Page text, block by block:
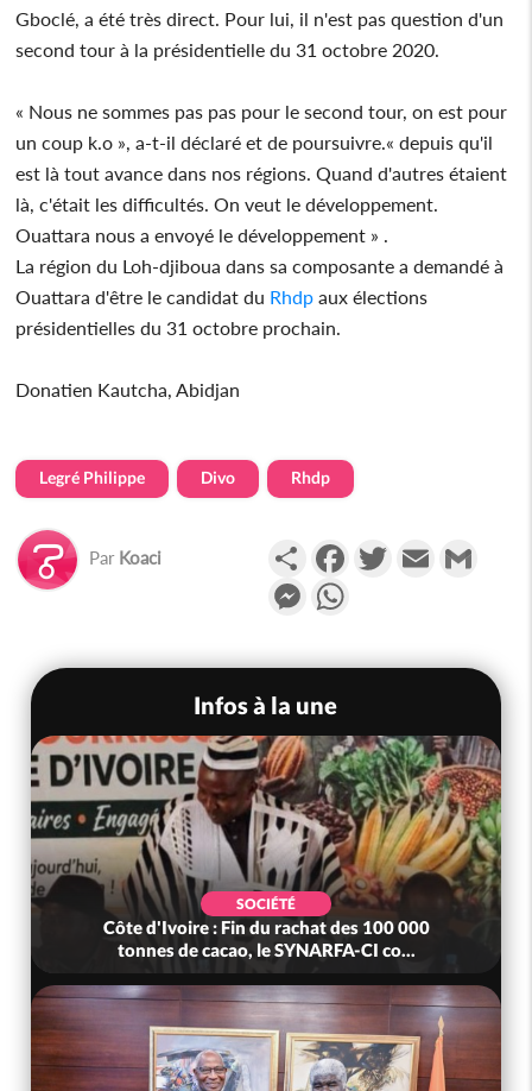
Gboclé, a été très direct. Pour lui, il n'est pas question d'un
second tour à la présidentielle du 31 octobre 2020.
« Nous ne sommes pas pas pour le second tour, on est pour
un coup k.o », a-t-il déclaré et de poursuivre.« depuis qu'il
est là tout avance dans nos régions. Quand d'autres étaient
là, c'était les difficultés. On veut le développement.
Ouattara nous a envoyé le développement » .
La région du Loh-djiboua dans sa composante a demandé à
Ouattara d'être le candidat du Rhdp aux élections
présidentielles du 31 octobre prochain.
Donatien Kautcha, Abidjan
Legré Philippe Divo Rhdp
Par Koaci PartagerFacebookTwitterEmail
Messenger
Infos à la une
SOCIÉTÉ
Côte d'Ivoire : Fin du rachat des 100 000
tonnes de cacao, le SYNARFA-CI co...